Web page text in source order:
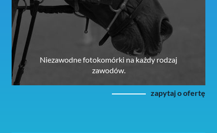
Niezawodne fotokomórki na każdy rodzaj
zawodów.
zapytaj o ofertę